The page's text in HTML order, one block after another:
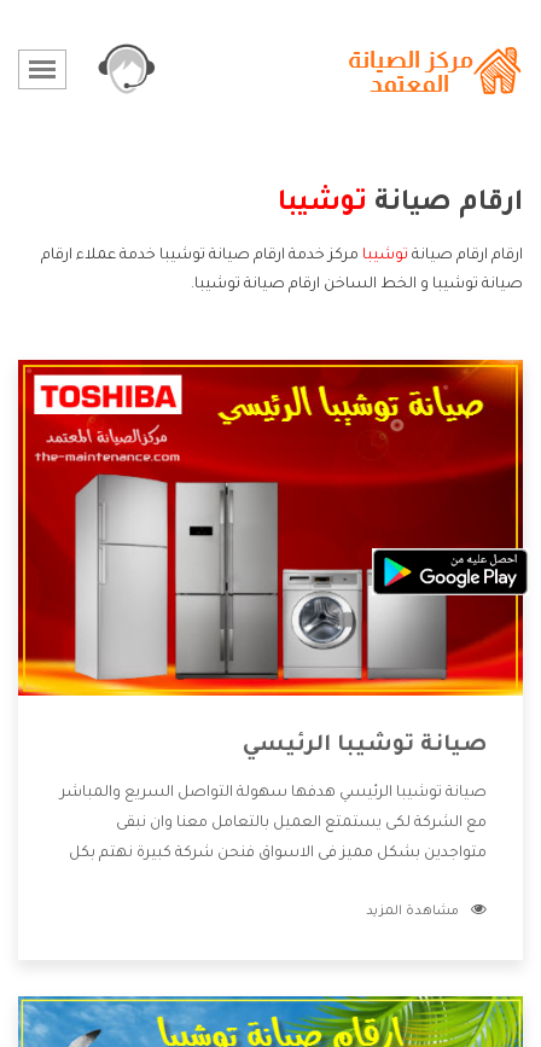
ارقام صيانة توشيبا
ارقام ارقام صيانة توشيبا مركز خدمة ارقام صيانة توشيبا خدمة عملاء ارقام
صيانة توشيبا و الخط الساخن ارقام صيانة توشيبا.
صيانة توشيبا الرئيسي
صيانة توشيبا الرئيسي هدفها سهولة التواصل السريع والمباشر
مع الشركة لكى يستمتع العميل بالتعامل معنا وان نبقى
متواجدين بشكل مميز فى الاسواق فنحن شركة كبيرة نهتم بكل
الشركة بها والتى تكون منها خدمة الصيانة التى تكون من أهم
وأقوى الأسعار التى تكون مناسبة لكثير من العملاء
مشاهدة المزيد